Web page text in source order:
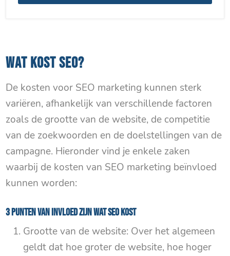
WAT KOST SEO?
De kosten voor SEO marketing kunnen sterk
variëren, afhankelijk van verschillende factoren
zoals de grootte van de website, de competitie
van de zoekwoorden en de doelstellingen van de
campagne. Hieronder vind je enkele zaken
waarbij de kosten van SEO marketing beïnvloed
kunnen worden:
3 punten van invloed zijn wat SEO kost
Grootte van de website: Over het algemeen
geldt dat hoe groter de website, hoe hoger